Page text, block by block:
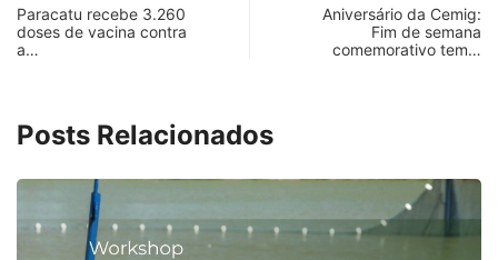
Paracatu recebe 3.260
doses de vacina contra
a…
Aniversário da Cemig:
Fim de semana
comemorativo tem…
Posts Relacionados